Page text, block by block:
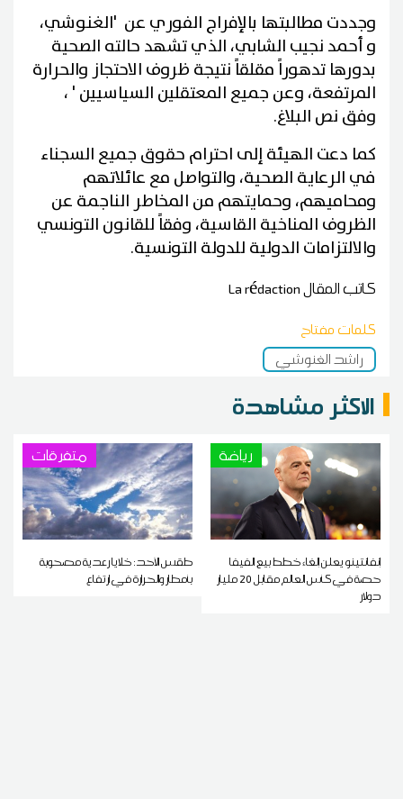
وجددت مطالبتها بالإفراج الفوري عن 'الغنوشي،
و أحمد نجيب الشابي، الذي تشهد حالته الصحية
بدورها تدهوراً مقلقاً نتيجة ظروف الاحتجاز والحرارة
المرتفعة، وعن جميع المعتقلين السياسيين ' ،
وفق نص البلاغ.
كما دعت الهيئة إلى احترام حقوق جميع السجناء
في الرعاية الصحية، والتواصل مع عائلاتهم
ومحاميهم، وحمايتهم من المخاطر الناجمة عن
الظروف المناخية القاسية، وفقاً للقانون التونسي
والالتزامات الدولية للدولة التونسية.
كاتب المقالLa rédaction
كلمات مفتاح
راشد الغنوشي
الاكثر مشاهدة
رياضة
إنفانتينو يعلن إلغاء خطط بيع الفيفا
حصة في كأس العالم مقابل 20 مليار
دولار
متفرقات
طقس الأحد: خلايا رعدية مصحوبة
بأمطار والحرارة في ارتفاع